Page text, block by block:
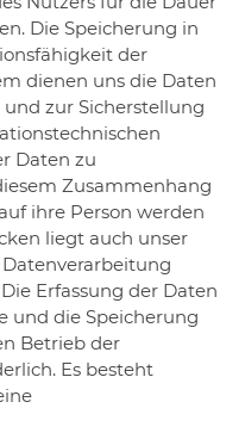
Die Speicherung in
der
dienen uns die Daten
zur Sicherstellung
Daten zu
Zusammenhang
ihre Person werden
liegt auch unser
Die Erfassung der Daten
und die Speicherung
Betrieb der
Es besteht